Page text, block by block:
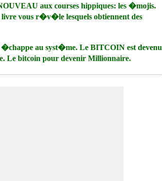
aux courses hippiques: les �mojis.
vous r�v�le lesquels obtiennent des
au syst�me. Le BITCOIN est devenu
Le bitcoin pour devenir Millionnaire.